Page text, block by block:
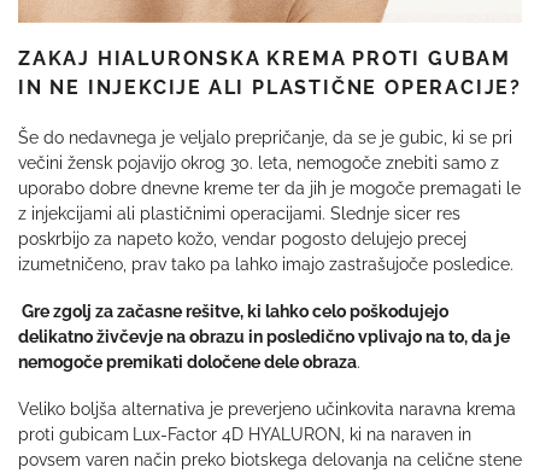
ZAKAJ HIALURONSKA KREMA PROTI GUBAM
IN NE INJEKCIJE ALI PLASTIČNE OPERACIJE?
Še do nedavnega je veljalo prepričanje, da se je gubic, ki se pri
večini žensk pojavijo okrog 30. leta, nemogoče znebiti samo z
uporabo dobre dnevne kreme ter da jih je mogoče premagati le
z injekcijami ali plastičnimi operacijami. Slednje sicer res
poskrbijo za napeto kožo, vendar pogosto delujejo precej
izumetničeno, prav tako pa lahko imajo zastrašujoče posledice.
Gre zgolj za začasne rešitve, ki lahko celo poškodujejo
delikatno živčevje na obrazu in posledično vplivajo na to, da je
nemogoče premikati določene dele obraza.
Veliko boljša alternativa je preverjeno učinkovita naravna krema
proti gubicam Lux-Factor 4D HYALURON, ki na naraven in
povsem varen način preko biotskega delovanja na celične stene